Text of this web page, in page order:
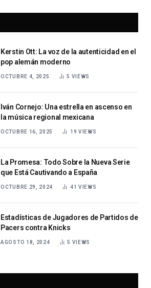
Kerstin Ott: La voz de la autenticidad en el
pop alemán moderno
OCTUBRE 4, 2025 5 VIEWS
Iván Cornejo: Una estrella en ascenso en
la música regional mexicana
OCTUBRE 16, 2025 19VIEWS
La Promesa: Todo Sobre la Nueva Serie
que Está Cautivando a España
OCTUBRE 29, 2024 41VIEWS
Estadísticas de Jugadores de Partidos de
Pacers contra Knicks
AGOSTO 18, 2024 5 VIEWS